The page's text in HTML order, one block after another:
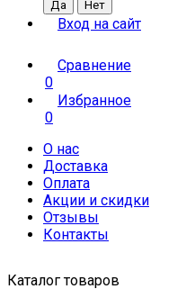
Вход на сайт
Сравнение
0
Избранное
0
О нас
Доставка
Оплата
Акции и скидки
Отзывы
Контакты
Каталог товаров